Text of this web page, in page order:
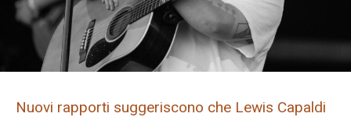
Nuovi rapporti suggeriscono che Lewis Capaldi